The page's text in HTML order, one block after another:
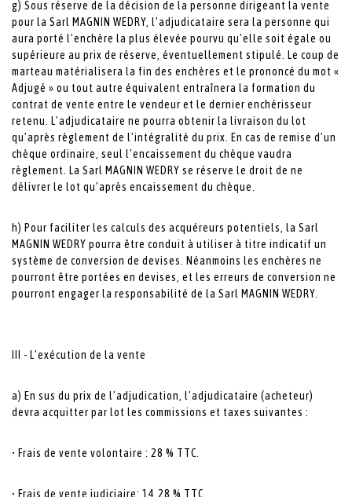
g) Sous réserve de la décision de la personne dirigeant la vente
pour la Sarl MAGNIN WEDRY, l’adjudicataire sera la personne qui
aura porté l’enchère la plus élevée pourvu qu’elle soit égale ou
supérieure au prix de réserve, éventuellement stipulé. Le coup de
marteau matérialisera la fin des enchères et le prononcé du mot «
Adjugé » ou tout autre équivalent entraînera la formation du
contrat de vente entre le vendeur et le dernier enchérisseur
retenu. L’adjudicataire ne pourra obtenir la livraison du lot
qu’après règlement de l’intégralité du prix. En cas de remise d’un
chèque ordinaire, seul l’encaissement du chèque vaudra
règlement. La Sarl MAGNIN WEDRY se réserve le droit de ne
délivrer le lot qu’après encaissement du chèque.
h) Pour faciliter les calculs des acquéreurs potentiels, la Sarl
MAGNIN WEDRY pourra être conduit à utiliser à titre indicatif un
système de conversion de devises. Néanmoins les enchères ne
pourront être portées en devises, et les erreurs de conversion ne
pourront engager la responsabilité de la Sarl MAGNIN WEDRY.
III - L’exécution de la vente
a) En sus du prix de l’adjudication, l’adjudicataire (acheteur)
devra acquitter par lot les commissions et taxes suivantes :
• Frais de vente volontaire : 28 % TTC.
• Frais de vente judiciaire: 14,28 % TTC.